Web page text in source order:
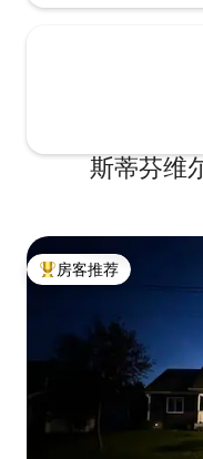
斯蒂芬维
热门「房客推荐」
房客推荐